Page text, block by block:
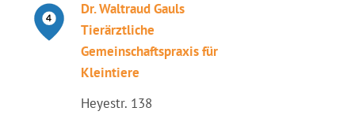
Dr. Waltraud Gauls
Tierärztliche
Gemeinschaftspraxis für
Kleintiere
Heyestr. 138